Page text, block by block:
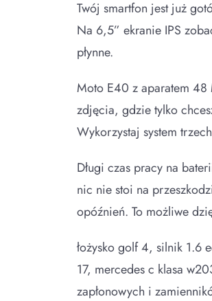
Twój smartfon jest już
Na 6,5” ekranie IPS
płynne.
Moto E40 z aparatem
zdjęcia, gdzie tylko
Wykorzystaj system
Długi czas pracy na
nic nie stoi na
opóźnień. To możliwe
łożysko golf 4, silnik 1.6
17, mercedes c klasa
zapłonowych i